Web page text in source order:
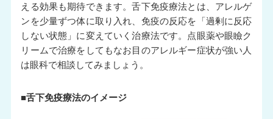
える効果も期待できます。舌下免疫療法とは、アレルゲ
ンを少量ずつ体に取り入れ、免疫の反応を「過剰に反応
しない状態」に変えていく治療法です。点眼薬や眼瞼ク
リームで治療をしてもなお目のアレルギー症状が強い人
は眼科で相談してみましょう。
■舌下免疫療法のイメージ